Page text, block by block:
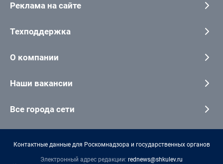
Реклама на сайте
Техподдержка
О компании
Наши вакансии
Все города сети
Контактные данные для Роскомнадзора и государственных органов
Электронный адрес редакции: rednews@shkulev.ru